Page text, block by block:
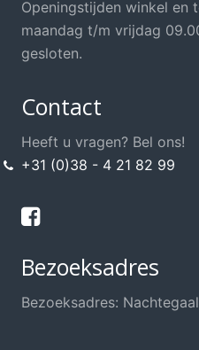
Openingstijden winkel en
maandag t/m vrijdag
gesloten.
Contact
Heeft u vragen? Bel ons!
+31 (0)38 - 4 21 82 99
Bezoeksadres
Bezoeksadres: